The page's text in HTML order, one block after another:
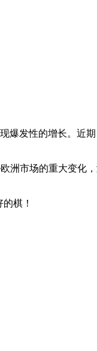
爆发性的增长。近
洲市场的重大变化
棋！